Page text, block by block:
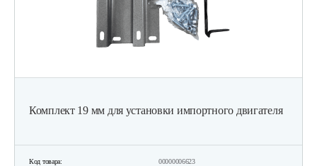
Комплект 19 мм для установки импортного двигателя
Код товара: 00000006623